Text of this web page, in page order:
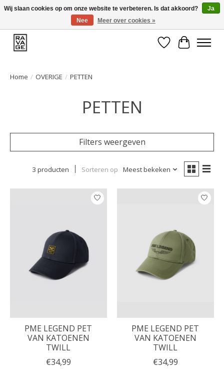
EEN GROOT ASSORTIMENT VAN TOP MERKEN!
Verlanglijst
Home / OVERIGE / PETTEN
PETTEN
Filters weergeven
3 producten Sorteren op Meest bekeken
PME LEGEND PET
VAN KATOENEN
TWILL
€34,99
PME LEGEND PET
VAN KATOENEN
TWILL
€34,99
Wij slaan cookies op om onze website te verbeteren. Is dat akkoord?
Ja
Nee
Meer over cookies »